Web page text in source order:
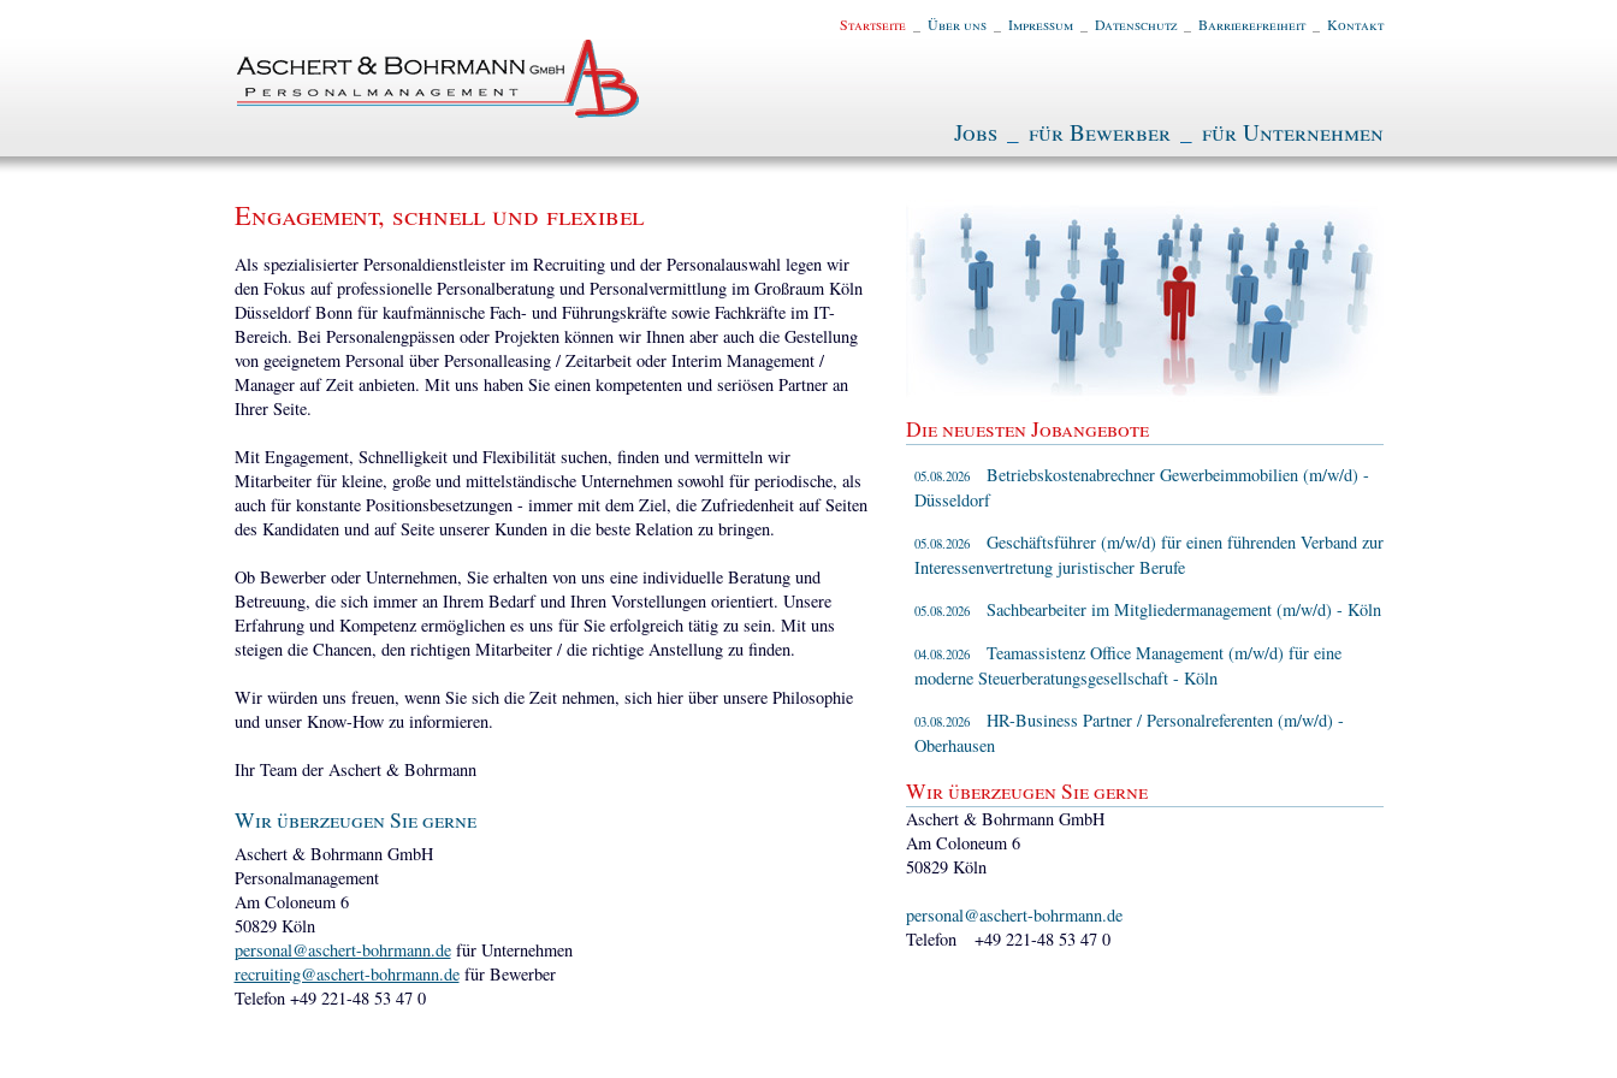
Startseite Über uns Impressum Datenschutz Barrierefreiheit Kontakt
Jobs für Bewerber für Unternehmen
Engagement, schnell und flexibel
Als spezialisierter Personaldienstleister im Recruiting und der Personalauswahl legen wir
den Fokus auf professionelle Personalberatung und Personalvermittlung im Großraum Köln
Düsseldorf Bonn für kaufmännische Fach- und Führungskräfte sowie Fachkräfte im IT-
Bereich. Bei Personalengpässen oder Projekten können wir Ihnen aber auch die Gestellung
von geeignetem Personal über Personalleasing / Zeitarbeit oder Interim Management /
Manager auf Zeit anbieten. Mit uns haben Sie einen kompetenten und seriösen Partner an
Ihrer Seite.
Mit Engagement, Schnelligkeit und Flexibilität suchen, finden und vermitteln wir
Mitarbeiter für kleine, große und mittelständische Unternehmen sowohl für periodische, als
auch für konstante Positionsbesetzungen - immer mit dem Ziel, die Zufriedenheit auf Seiten
des Kandidaten und auf Seite unserer Kunden in die beste Relation zu bringen.
Ob Bewerber oder Unternehmen, Sie erhalten von uns eine individuelle Beratung und
Betreuung, die sich immer an Ihrem Bedarf und Ihren Vorstellungen orientiert. Unsere
Erfahrung und Kompetenz ermöglichen es uns für Sie erfolgreich tätig zu sein. Mit uns
steigen die Chancen, den richtigen Mitarbeiter / die richtige Anstellung zu finden.
Wir würden uns freuen, wenn Sie sich die Zeit nehmen, sich hier über unsere Philosophie
und unser Know-How zu informieren.
Ihr Team der Aschert & Bohrmann
Wir überzeugen Sie gerne
Aschert & Bohrmann GmbH
Personalmanagement
Am Coloneum 6
50829 Köln
personal@aschert-bohrmann.defür Unternehmen
recruiting@aschert-bohrmann.defür Bewerber
Telefon +49 221-48 53 47 0
Die neuesten Jobangebote
05.08.2026
Betriebskostenabrechner Gewerbeimmobilien (m/w/d) -
Düsseldorf
05.08.2026
Geschäftsführer (m/w/d) für einen führenden Verband zur
Interessenvertretung juristischer Berufe
05.08.2026 Sachbearbeiter im Mitgliedermanagement (m/w/d) - Köln
04.08.2026
Teamassistenz Office Management (m/w/d) für eine
moderne Steuerberatungsgesellschaft - Köln
03.08.2026
HR-Business Partner / Personalreferenten (m/w/d) -
Oberhausen
Wir überzeugen Sie gerne
Aschert & Bohrmann GmbH
Am Coloneum 6
50829 Köln
personal@aschert-bohrmann.de
Telefon +49 221-48 53 47 0